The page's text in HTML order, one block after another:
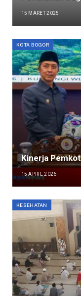
15 MARET 2025
KOTA BOGOR
Kinerja
15 APRIL 2026
KESEHATAN